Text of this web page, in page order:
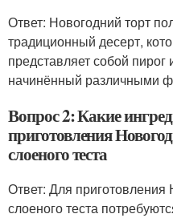
Ответ: Новогодний торт
традиционный десерт,
представляет собой пирог
начинённый различными
Вопрос 2: Какие
приготовления
слоеного теста
Ответ: Для приготовления
слоеного теста